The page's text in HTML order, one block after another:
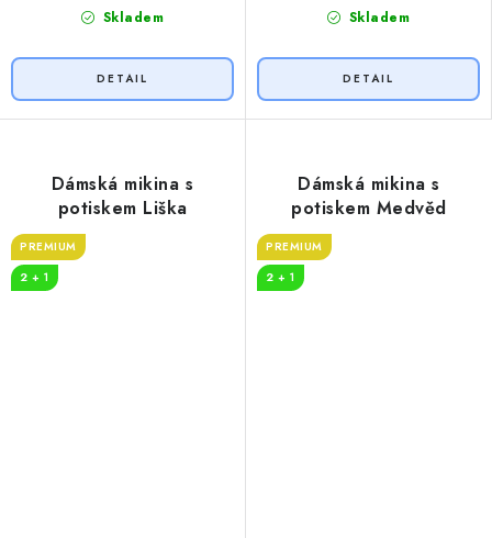
Skladem Skladem
Dámská mikina s
potiskem Liška
PREMIUM
2 + 1
Dámská mikina s
potiskem Medvěd
PREMIUM
2 + 1